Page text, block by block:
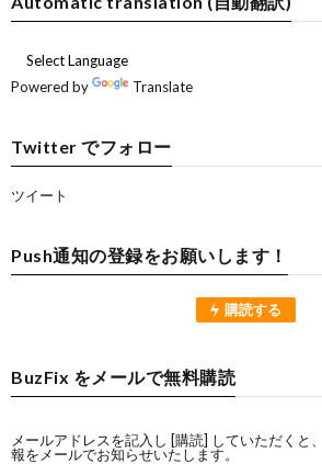
Powered by Translate
Twitter でフォロー
ツイート
Push通知の登録をお願いします！
購読する
BuzFix をメールで無料購読
メールアドレスを記入し [購読] していただくと
報をメールでお知らせいたします。